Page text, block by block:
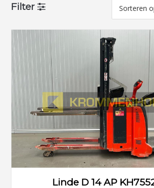
Filter
Linde D 14 AP